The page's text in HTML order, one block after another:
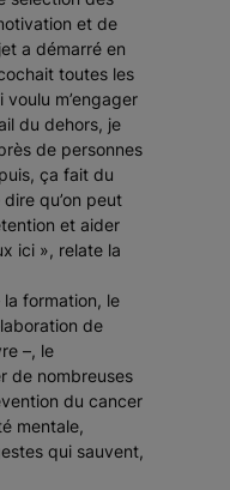
et de
a démarré en
toutes les
voulu m’engager
du dehors, je
de personnes
ça fait du
dire qu’on peut
et aider
ici », relate la
formation, le
de
–, le
de nombreuses
du cancer
mentale,
qui sauvent,